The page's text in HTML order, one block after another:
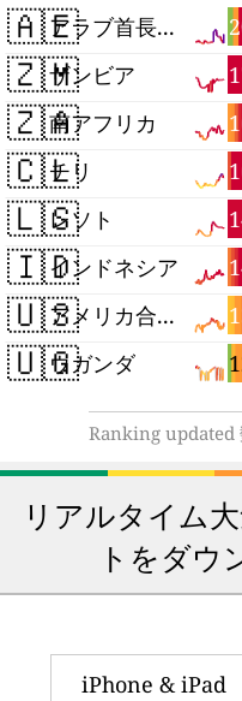
🇦🇪 アラブ首長国連邦
🇿🇲ザンビア
🇿🇦南アフリカ
🇨🇱
チリ
🇱🇸レソト
🇮🇩インドネシア
🇺🇸 アメリカ合衆国
🇺🇬ウガンダ
Ranking updated
リアルタイム
トをダウ
iPhone & iPad